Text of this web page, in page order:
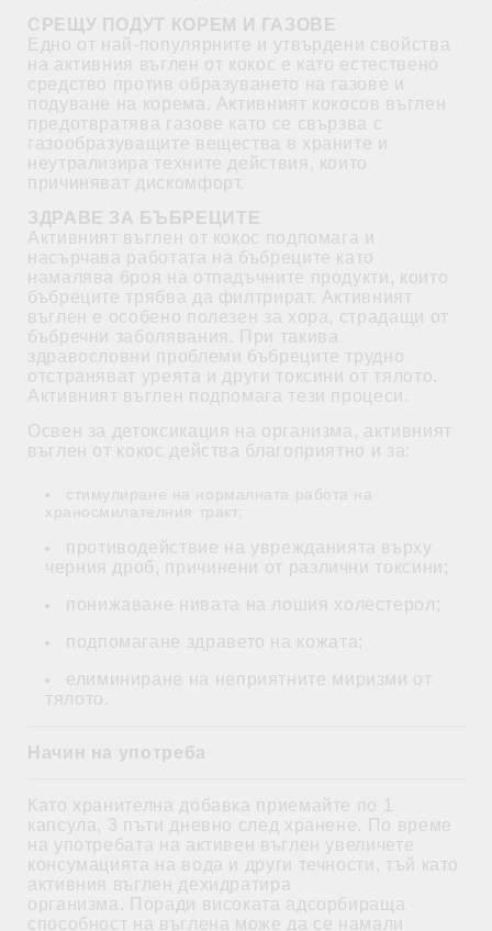
СРЕЩУ ПОДУТ КОРЕМ И ГАЗОВЕ
Едно от най-популярните и утвърдени свойства
на активния въглен от кокос е като естествено
средство против образуването на газове и
подуване на корема. Активният кокосов въглен
предотвратява газове като се свързва с
газообразуващите вещества в храните и
неутрализира техните действия, които
причиняват дискомфорт.
ЗДРАВЕ ЗА БЪБРЕЦИТЕ
Активният въглен от кокос подпомага и
насърчава работата на бъбреците като
намалява броя на отпадъчните продукти, които
бъбреците трябва да филтрират. Активният
въглен е особено полезен за хора, страдащи от
бъбречни заболявания. При такива
здравословни проблеми бъбреците трудно
отстраняват уреята и други токсини от тялото.
Активният въглен подпомага тези процеси.
Освен за детоксикация на организма, активният
въглен от кокос действа благоприятно и за:
стимулиране на нормалната работа на
храносмилателния тракт;
противодействие на уврежданията върху
черния дроб, причинени от различни токсини;
понижаване нивата на лошия холестерол;
подпомагане здравето на кожата;
елиминиране на неприятните миризми от
тялото.
Начин на употреба
Като хранителна добавка приемайте по 1
капсула, 3 пъти дневно след хранене. По време
на употребата на активен въглен увеличете
консумацията на вода и други течности, тъй като
активния въглен дехидратира
организма. Поради високата адсорбираща
способност на въглена може да се намали